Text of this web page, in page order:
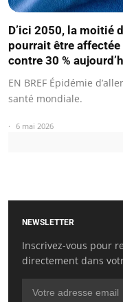
D’ici 2050, la moitié
pourrait être
contre 30 %
EN BREF Épidémie
santé mondiale.
6 mai 2026
NEWSLETTER
Inscrivez-vous pour
directement dans